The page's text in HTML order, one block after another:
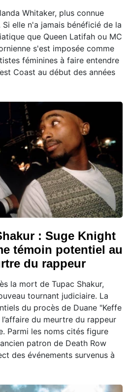
Whitaker, plus connue
elle n'a jamais bénéficié de la
que Queen Latifah ou MC
s'est imposée comme
féminines à faire entendre
Coast au début des années
: Suge Knight
témoin potentiel au
du rappeur
la mort de Tupac Shakur,
tournant judiciaire. La
du procès de Duane "Keffe
du meurtre du rappeur
Parmi les noms cités figure
patron de Death Row
des événements survenus à